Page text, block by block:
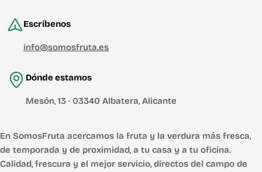
Escríbenos
info@somosfruta.es
Dónde estamos
Mesón, 13 · 03340 Albatera, Alicante
En SomosFruta acercamos la fruta y la verdura más fresca,
de temporada y de proximidad, a tu casa y a tu oficina.
Calidad, frescura y el mejor servicio, directos del campo de